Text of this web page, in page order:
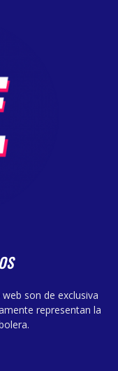
son de exclusiva
representan la